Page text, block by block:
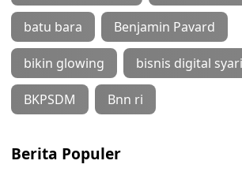
batu bara Benjamin Pavard
bikin glowing bisnis digital
BKPSDM Bnn ri
Berita Populer